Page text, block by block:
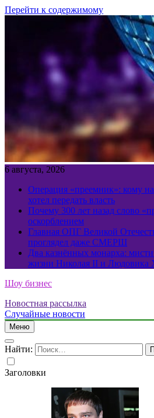
Перейти к содержимому
6 августа, 2026
Операция «преемник»: кому
хотел передать власть
Почему 300 лет назад слово
оскорблением
Главная ОПГ Великой
проглядел даже СМЕРШ
Два казнённых монарха:
жизни Николая II и Людовика
Шоу бизнес
Новостная рассылка
Случайные новости
Меню
Найти:
Заголовки